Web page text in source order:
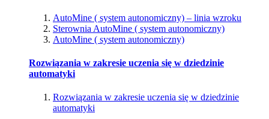
AutoMine ( system autonomiczny) – linia wzroku
Sterownia AutoMine ( system autonomiczny)
AutoMine ( system autonomiczny)
Rozwiązania w zakresie uczenia się w dziedzinie
automatyki
Rozwiązania w zakresie uczenia się w dziedzinie
automatyki